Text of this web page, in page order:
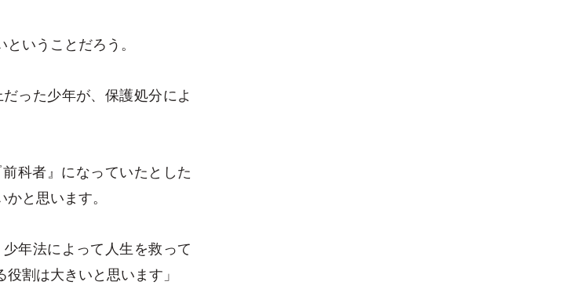
いうことだろう。
った少年が、保護処分によ
科者』になっていたとした
と思います。
年法によって人生を救って
割は大きいと思います」